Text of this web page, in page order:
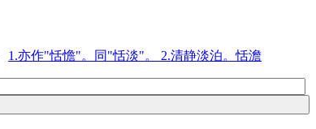
1.亦作"恬憺"。同"恬淡"。 2.清静淡泊。恬澹